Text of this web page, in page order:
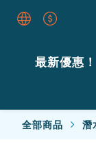
最新優惠！
全部商品 潛